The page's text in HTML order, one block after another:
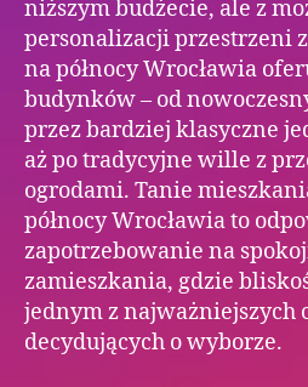
niższym budżecie, ale z
personalizacji przestrzeni
na północy Wrocławia
budynków – od
przez bardziej klasyczne
aż po tradycyjne wille z
ogrodami. Tanie
północy Wrocławia to
zapotrzebowanie na
zamieszkania, gdzie
jednym z najważniejszych
decydujących o wyborze.